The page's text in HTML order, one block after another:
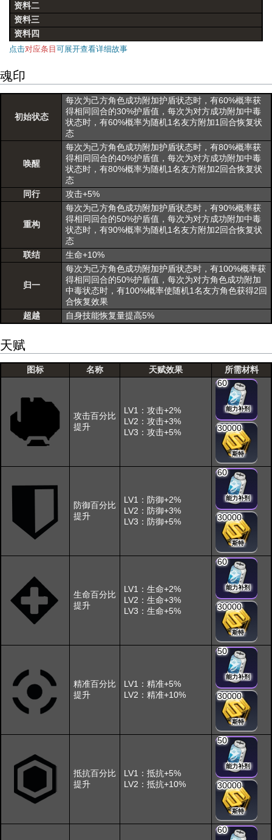
资料二
资料三
资料四
点击对应条目 可展开查看详细故事
魂印
初始状态
每次为己方角色成功附加护盾状态时，有60%概率获
得相同回合的30%护盾值，每次为对方成功附加中毒
状态时，有60%概率为随机1名友方附加1回合恢复状
态
唤醒
每次为己方角色成功附加护盾状态时，有80%概率获
得相同回合的40%护盾值，每次为对方成功附加中毒
状态时，有80%概率为随机1名友方附加2回合恢复状
态
同行
攻击+5%
重构
每次为己方角色成功附加护盾状态时，有90%概率获
得相同回合的50%护盾值，每次为对方成功附加中毒
状态时，有90%概率为随机1名友方附加2回合恢复状
态
联结
生命+10%
归一
每次为己方角色成功附加护盾状态时，有100%概率获
得相同回合的50%护盾值，每次为对方角色成功附加
中毒状态时，有100%概率使随机1名友方角色获得2回
合恢复效果
超越
自身技能恢复量提高5%
天赋
图标 名称 天赋效果 所需材料
攻击百分比
提升
LV1：攻击+2%
LV2：攻击+3%
LV3：攻击+5%
60
能力补剂
30000
斯特
防御百分比
提升
LV1：防御+2%
LV2：防御+3%
LV3：防御+5%
60
能力补剂
30000
斯特
生命百分比
提升
LV1：生命+2%
LV2：生命+3%
LV3：生命+5%
60
能力补剂
30000
斯特
精准百分比
提升
LV1：精准+5%
LV2：精准+10%
50
能力补剂
30000
斯特
抵抗百分比
提升
LV1：抵抗+5%
LV2：抵抗+10%
50
能力补剂
30000
斯特
60